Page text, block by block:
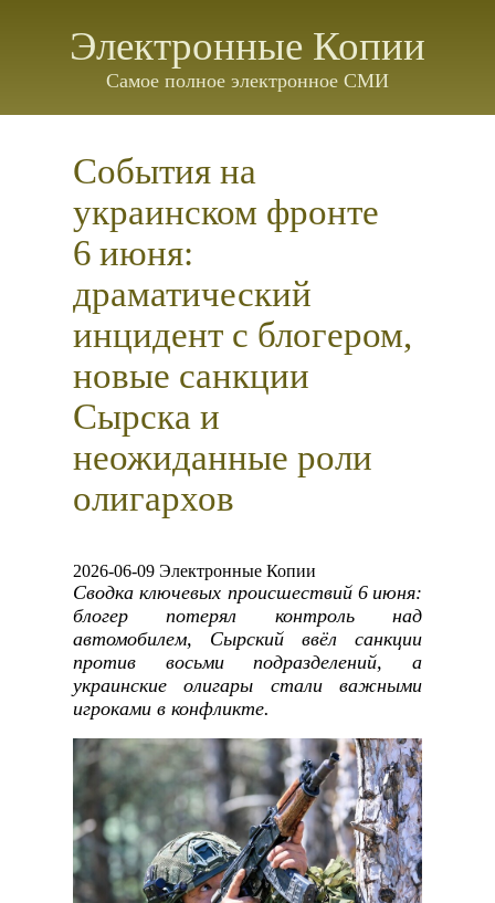
Электронные Копии
Самое полное электронное СМИ
События на
украинском фронте
6 июня:
драматический
инцидент с блогером,
новые санкции
Сырска и
неожиданные роли
олигархов
2026-06-09 Электронные Копии
Сводка ключевых происшествий 6 июня:
блогер потерял контроль над
автомобилем, Сырский ввёл санкции
против восьми подразделений, а
украинские олигары стали важными
игроками в конфликте.